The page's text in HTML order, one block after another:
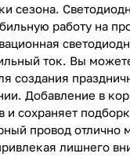
сезона.
работу на
ток. Вы
создания
Добавление в
и сохраняет
провод отлично
лишнего